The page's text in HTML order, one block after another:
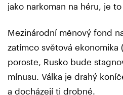
jako narkoman na héru, je to
Mezinárodní měnový fond
zatímco světová ekonomika
poroste, Rusko bude
mínusu. Válka je drahý
a docházejí ti drobné.